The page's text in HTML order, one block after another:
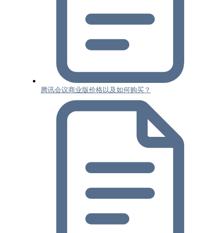
腾讯会议商业版价格以及如何购买？